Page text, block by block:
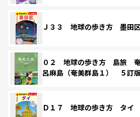
Ｊ３３ 地球の歩き方 墨田
０２ 地球の歩き方 島旅
呂麻島（奄美群島１） ５訂版
Ｄ１７ 地球の歩き方 タイ